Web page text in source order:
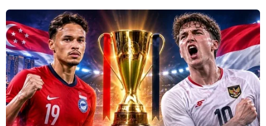
Cựu Thủ tướng Thái Lan Yingluck đối mặt
mức án 10 năm tù
19/02/2015 11:13